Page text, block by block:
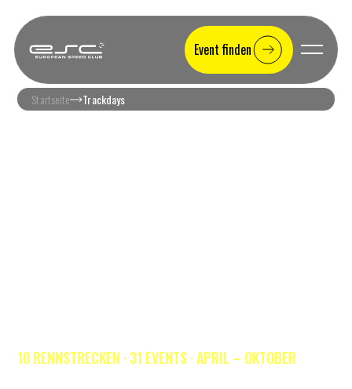
Event finden
Startseite Trackdays
10 RENNSTRECKEN · 31 EVENTS · APRIL – OKTOBER